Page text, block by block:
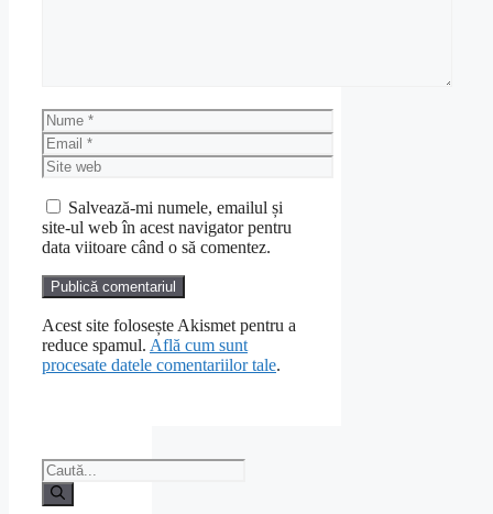
Nume
Email
Site
web
Salvează-mi numele, emailul și
site-ul web în acest navigator pentru
data viitoare când o să comentez.
Acest site folosește Akismet pentru a
reduce spamul. Află cum sunt
procesate datele comentariilor tale.
Caută
după: